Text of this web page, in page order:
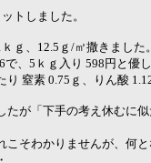
トしました。
ｇ、12.5ｇ/㎡撒きました。
、5ｋｇ入り 598円と優
窒素 0.75ｇ、りん酸
たが「下手の考え休むに
こそわかりませんが、何